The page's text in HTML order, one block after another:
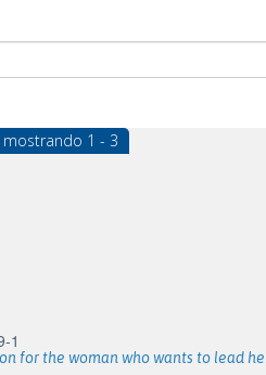
1 - 3
1
for the woman who wants to lead